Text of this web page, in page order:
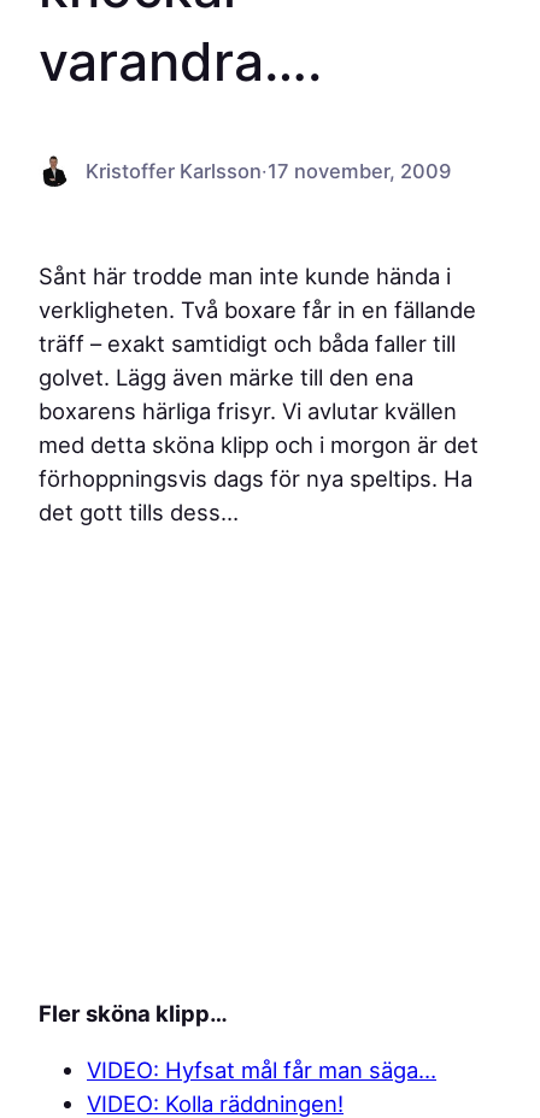
varandra….
Kristoffer Karlsson·17 november, 2009
Sånt här trodde man inte kunde hända i
verkligheten. Två boxare får in en fällande
träff – exakt samtidigt och båda faller till
golvet. Lägg även märke till den ena
boxarens härliga frisyr. Vi avlutar kvällen
med detta sköna klipp och i morgon är det
förhoppningsvis dags för nya speltips. Ha
det gott tills dess…
Fler sköna klipp…
VIDEO: Hyfsat mål får man säga…
VIDEO: Kolla räddningen!